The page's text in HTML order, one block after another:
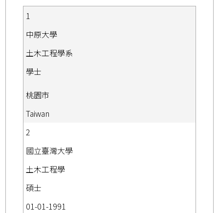
1
中原大學
土木工程學系
學士
桃園市
Taiwan
2
國立臺灣大學
土木工程學
碩士
01-01-1991